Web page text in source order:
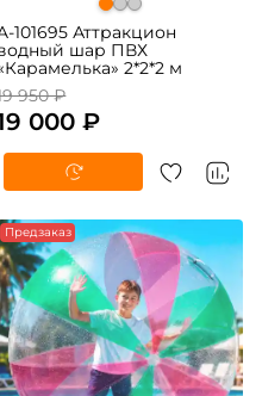
101695 Аттракцион
шар ПВХ
2*2*2 м
950 ₽
000 ₽
-5% Предзаказ